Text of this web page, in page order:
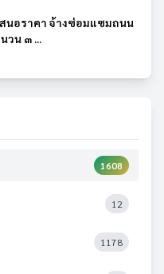
นอราคา จ้างซ่อมแซมถนน
วน ๓ ...
1608
12
1178